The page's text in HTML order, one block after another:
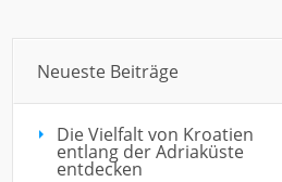
Neueste Beiträge
Die Vielfalt von Kroatien
entlang der Adriaküste
entdecken